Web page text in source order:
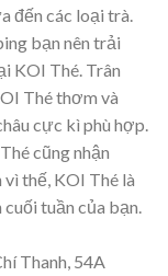
đến các loại trà.
bạn nên trải
KOI Thé. Trân
Thé thơm và
cực kì phù hợp.
cũng nhận
thế, KOI Thé là
tuần của bạn.
Thanh, 54A